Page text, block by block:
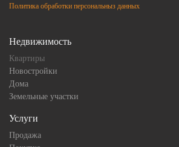
Политика обработки персональныз данных
Недвижимость
Квартиры
Новостройки
Дома
Земельные участки
Услуги
Продажа